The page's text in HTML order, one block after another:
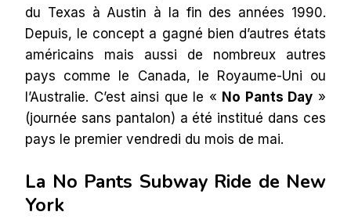
du Texas à Austin à la fin des années 1990.
Depuis, le concept a gagné bien d’autres états
américains mais aussi de nombreux autres
pays comme le Canada, le Royaume-Uni ou
l’Australie. C’est ainsi que le « No Pants Day »
(journée sans pantalon) a été institué dans ces
pays le premier vendredi du mois de mai.
La No Pants Subway Ride de New
York